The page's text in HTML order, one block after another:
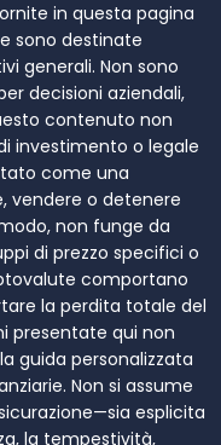
in questa pagina
sono destinate
generali. Non sono
decisioni aziendali,
contenuto non
investimento o legale
come una
vendere o detenere
non funge da
di prezzo specifici o
comportano
la perdita totale del
presentate qui non
guida personalizzata
Non si assume
esplicita
la tempestività,